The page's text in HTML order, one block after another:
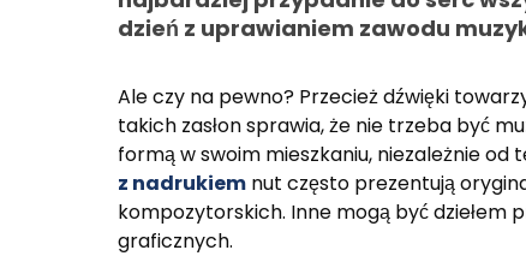
dzień z uprawianiem zawodu
Ale czy na pewno? Przecież dźwięki
takich zasłon sprawia, że nie trzeba być
formą w swoim mieszkaniu, niezależnie od
z nadrukiem nut często prezentują
kompozytorskich. Inne mogą być dziełem
graficznych.